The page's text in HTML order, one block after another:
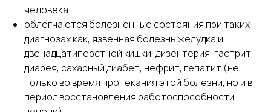
человека;
облегчаются болезненные состояния при таких
диагнозах как, язвенная болезнь желудка и
двенадцатиперстной кишки, дизентерия, гастрит,
диарея, сахарный диабет, нефрит, гепатит (не
только во время протекания этой болезни, но и в
период восстановления работоспособности